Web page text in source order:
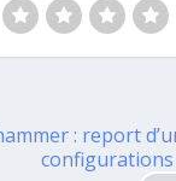
: report